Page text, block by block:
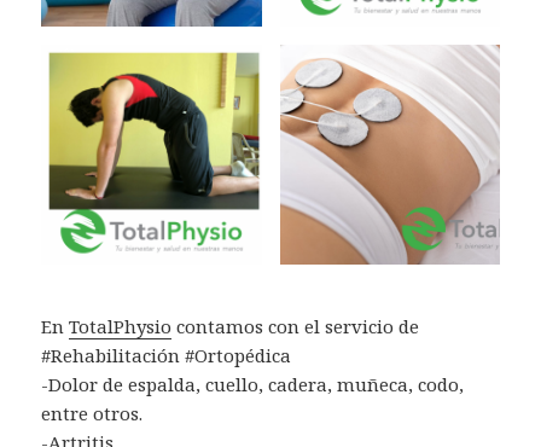
EnTotalPhysio contamos con el servicio de
#Rehabilitación #Ortopédica
-Dolor de espalda, cuello, cadera, muñeca, codo,
entre otros.
-Artritis